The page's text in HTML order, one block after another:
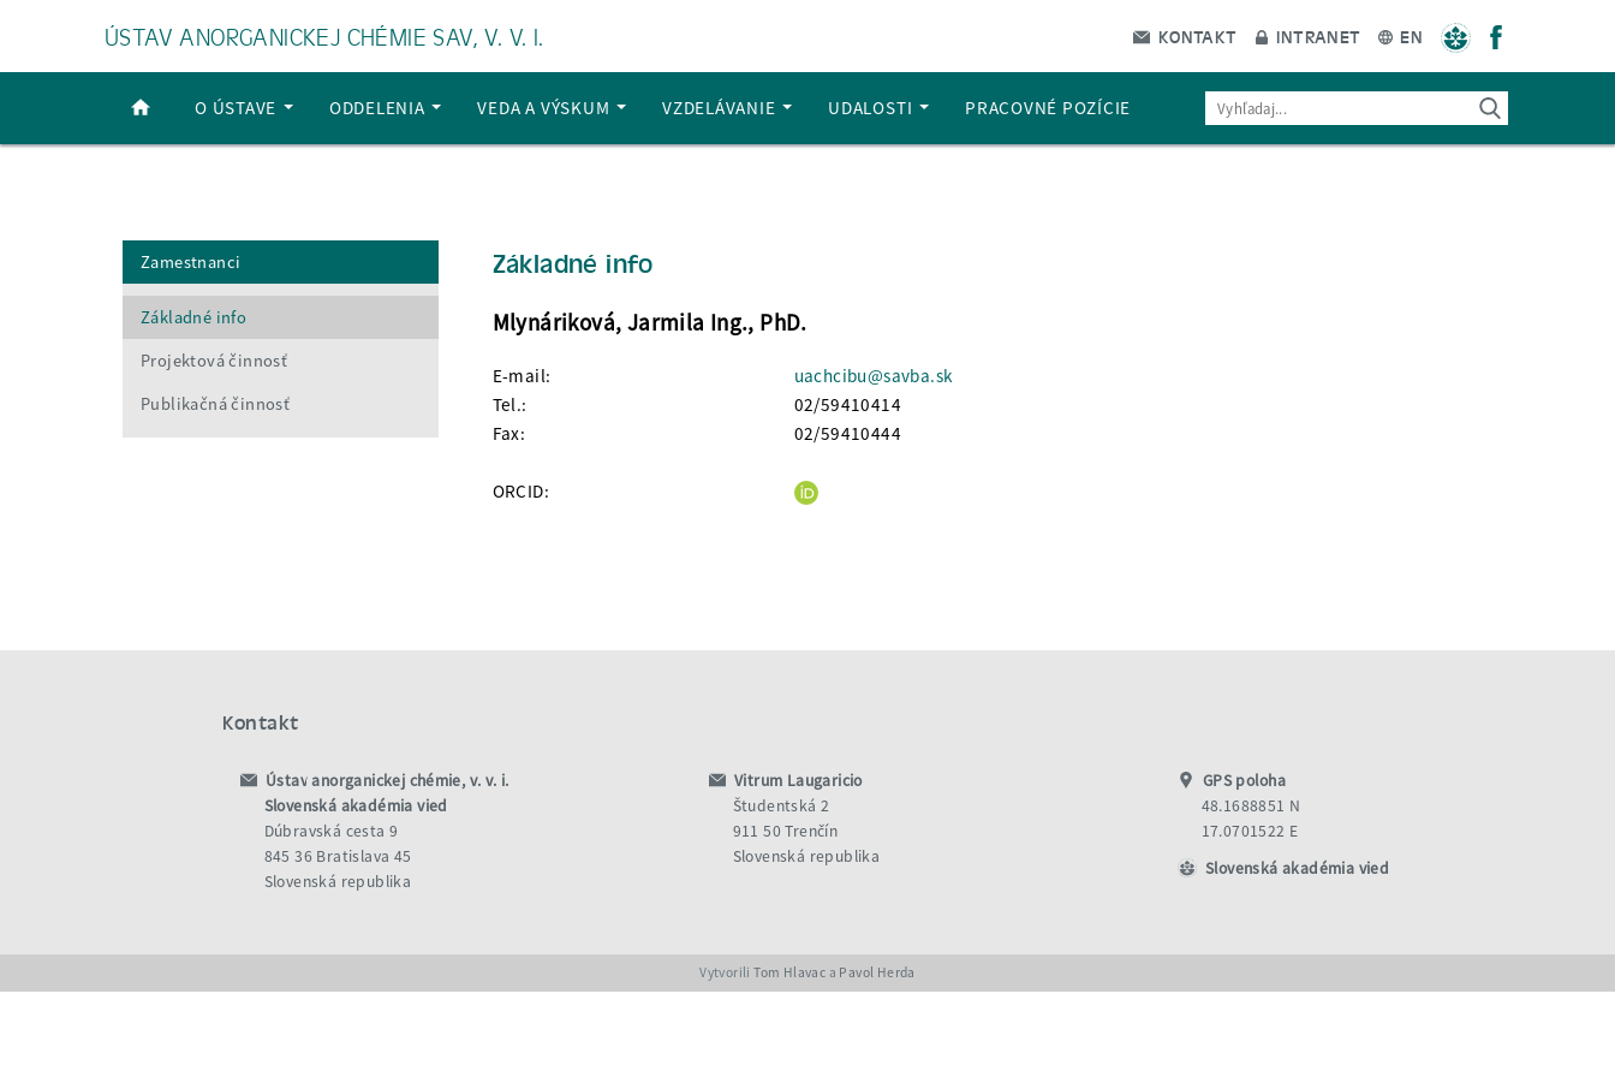
ÚSTAV ANORGANICKEJ CHÉMIE SAV, V. V. I. KONTAKT INTRANET EN
O ÚSTAVE ODDELENIA VEDA A VÝSKUM VZDELÁVANIE UDALOSTI PRACOVNÉ POZÍCIE
Základné info
Mlynáriková, Jarmila Ing., PhD.
E-mail:
uachcibu@savba.sk
Tel.:
02/59410414
Fax:
02/59410444
ORCID:
Zamestnanci
Základné info
Projektová činnosť
Publikačná činnosť
Kontakt
Ústav anorganickej chémie, v. v. i.
Slovenská akadémia vied
Dúbravská cesta 9
845 36 Bratislava 45
Slovenská republika
Vitrum Laugaricio
Študentská 2
911 50 Trenčín
Slovenská republika
GPS poloha
48.1688851 N
17.0701522 E
Slovenská akadémia vied
VytvoriliTom Hlavac a Pavol Herda